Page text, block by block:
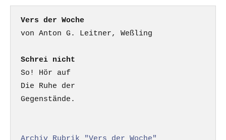
Vers der Woche
Schrei nicht
So! Hör auf
Die Ruhe der
Gegenstände.